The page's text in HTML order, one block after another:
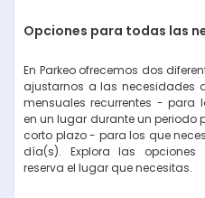
Opciones para todas las
En Parkeo ofrecemos dos
ajustarnos a las necesidades
mensuales recurrentes - para
en un lugar durante un
corto plazo - para los que
día(s). Explora las
reserva el lugar que necesitas.